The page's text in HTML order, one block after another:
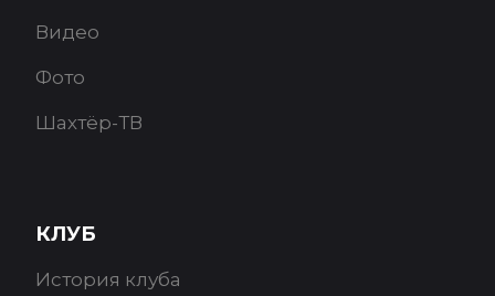
Видео
Фото
Шахтёр-ТВ
КЛУБ
История клуба